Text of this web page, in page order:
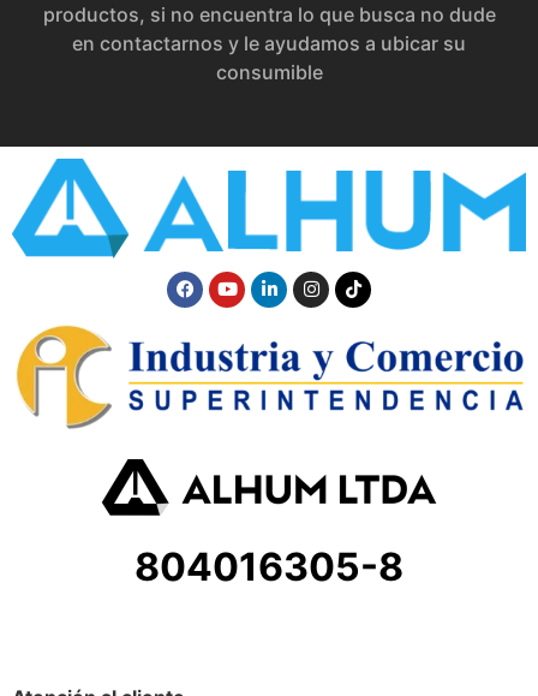
productos, si no encuentra lo que busca no dude
en contactarnos y le ayudamos a ubicar su
consumible
804016305-8